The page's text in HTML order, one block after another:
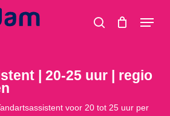
search
Menu
| 20-25 uur | regio
voor 20 tot 25 uur per